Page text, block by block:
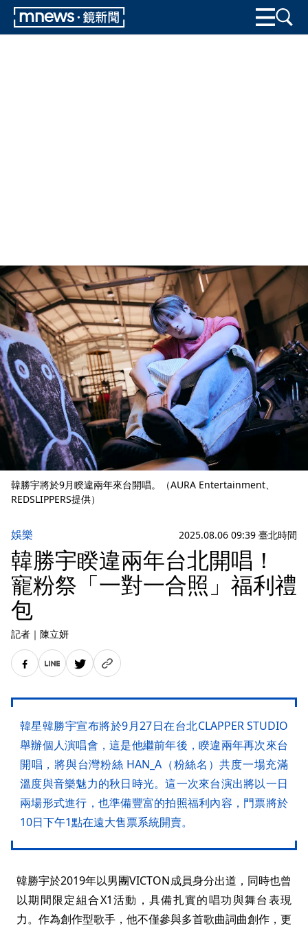
韓勝宇將於9月睽違兩年來台開唱。（AURA Entertainment、
REDSLIPPERS提供）
娛樂 2025.08.06 09:39 臺北時間
韓勝宇睽違兩年台北開唱！
寵粉祭「一對一合照」福利禮
包
記者 ｜ 陳立妍
韓星韓勝宇宣布將於9月27日在台北CLAPPER STUDIO
舉辦個人演唱會，這是他繼前年後，睽違兩年再次來台
開唱，將與台灣粉絲 HAN_A（粉絲名）共度一場充滿
溫度與音樂魅力的秋日時光。這一次來台演出將以一日
兩場形式進行，也準備豐富的拍照福利內容，門票將於
10日下午1點在遠大售票系統開賣。
韓勝宇於2019年以男團VICTON成員身分出道，同時也曾
以期間限定組合X1活動，具備扎實的唱功與舞台表現
力。作為創作型歌手，他不僅參與多首歌曲詞曲創作，更